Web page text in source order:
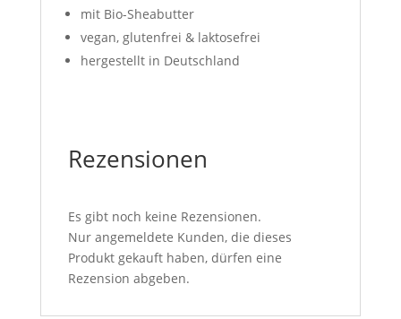
mit Bio-Sheabutter
vegan, glutenfrei & laktosefrei
hergestellt in Deutschland
Rezensionen
Es gibt noch keine Rezensionen.
Nur angemeldete Kunden, die dieses
Produkt gekauft haben, dürfen eine
Rezension abgeben.